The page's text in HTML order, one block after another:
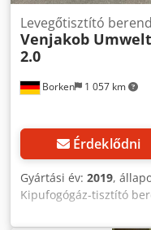
Borken 1 057 km
Levegőtisztító
Venjakob
2.0
Érdeklődni
Gyártási év: 2019,
Kipufogógáz-tisztító
folyamatból származó,